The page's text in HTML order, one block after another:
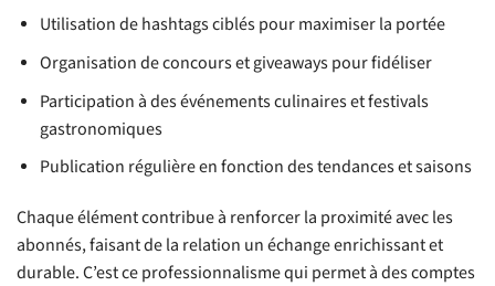
Utilisation de hashtags ciblés pour maximiser la portée
Organisation de concours et giveaways pour fidéliser
Participation à des événements culinaires et festivals
gastronomiques
Publication régulière en fonction des tendances et saisons
Chaque élément contribue à renforcer la proximité avec les
abonnés, faisant de la relation un échange enrichissant et
durable. C’est ce professionnalisme qui permet à des comptes